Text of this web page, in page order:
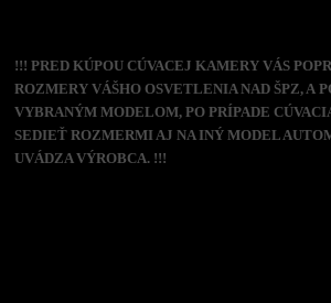
!!! PRED KÚPOU CÚVACEJ KAMERY VÁS
ROZMERY VÁŠHO OSVETLENIA NAD ŠPZ, A
VYBRANÝM MODELOM, PO PRÍPADE
SEDIEŤ ROZMERMI AJ NA INÝ MODEL
UVÁDZA VÝROBCA. !!!